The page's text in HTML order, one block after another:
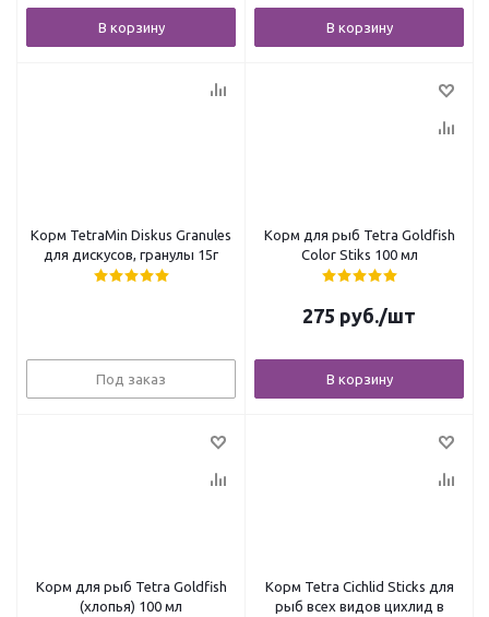
В корзину В корзину
Корм TetraMin Diskus Granules
для дискусов, гранулы 15г
Под заказ
Корм для рыб Tetra Goldfish
Color Stiks 100 мл
275 руб./шт
В корзину
Корм для рыб Tetra Goldfish
(хлопья) 100 мл
Корм Tetra Cichlid Sticks для
рыб всех видов цихлид в